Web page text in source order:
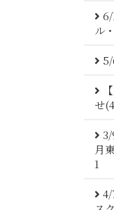
6/
ル
せ
月
1